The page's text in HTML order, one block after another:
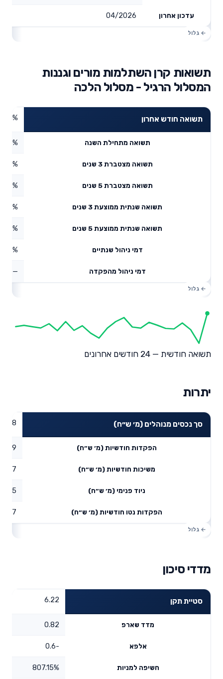
עדכון אחרון 04/2026
תשואות קרן השתלמות מורים וגננות
המסלול הרגיל - מסלול הלכה
תשואה חודש אחרון 4.1%
תשואה מתחילת השנה
תשואה מצטברת 3 שנים
תשואה מצטברת 5 שנים
תשואה שנתית ממוצעת 3 שנים
תשואה שנתית ממוצעת 5 שנים
דמי ניהול שנתיים 0.12%
דמי ניהול מהפקדה —
תשואה חודשית — 24 חודשים אחרונים
יתרות
סך נכסים מנוהלים (מ׳ ש״ח)
הפקדות חודשיות (מ׳ ש״ח)
משיכות חודשיות (מ׳ ש״ח) 5.77
ניוד פנימי (מ׳ ש״ח) 0.75
הפקדות נטו חודשיות (מ׳ ש״ח)
מדדי סיכון
סטיית תקן 6.22
מדד שארפ 0.82
אלפא -0.6
חשיפה למניות 807.15%